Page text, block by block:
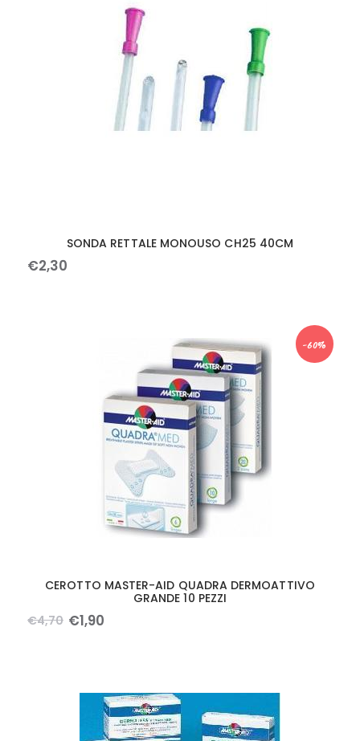
SONDA RETTALE MONOUSO CH25 40CM
€2,30
-60%
CEROTTO MASTER-AID QUADRA DERMOATTIVO
GRANDE 10 PEZZI
€4,70 €1,90